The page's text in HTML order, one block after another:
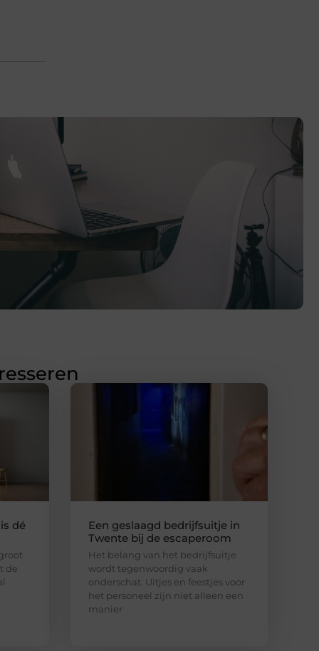
dé
de
Een geslaagd bedrijfsuitje in
Twente bij de escaperoom
Het belang van het bedrijfsuitje
wordt tegenwoordig vaak
onderschat. Uitjes en feestjes voor
het personeel zijn niet alleen een
manier